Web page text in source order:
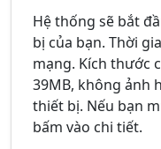
Hệ thống sẽ bắt
bị của bạn. Thời
mạng. Kích thước
39MB, không ảnh
thiết bị. Nếu bạn
bấm vào chi tiết.